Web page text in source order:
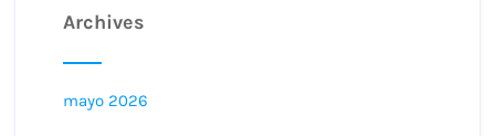
Archives
mayo 2026